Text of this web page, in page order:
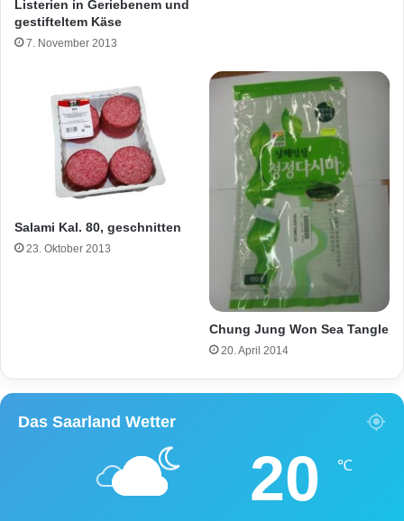
e
n
Listerien in Geriebenem und
gestifteltem Käse
7. November 2013
Salami Kal. 80, geschnitten
23. Oktober 2013
Chung Jung Won Sea Tangle
20. April 2014
Das Saarland Wetter
20 ℃